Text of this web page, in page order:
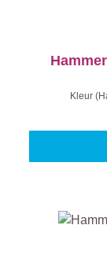
Kleur